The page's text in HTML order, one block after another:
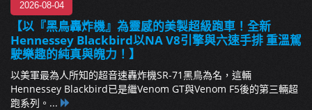
2026-08-04
【以『黑鳥轟炸機』為靈感的美製超級跑車！全新
Hennessey Blackbird以NA V8引擎與六速手排 重溫駕
駛樂趣的純真與魄力！】
以美軍最為人所知的超音速轟炸機SR-71黑鳥為名，這輛
Hennessey Blackbird已是繼Venom GT與Venom F5後的第三輛超
跑系列。...